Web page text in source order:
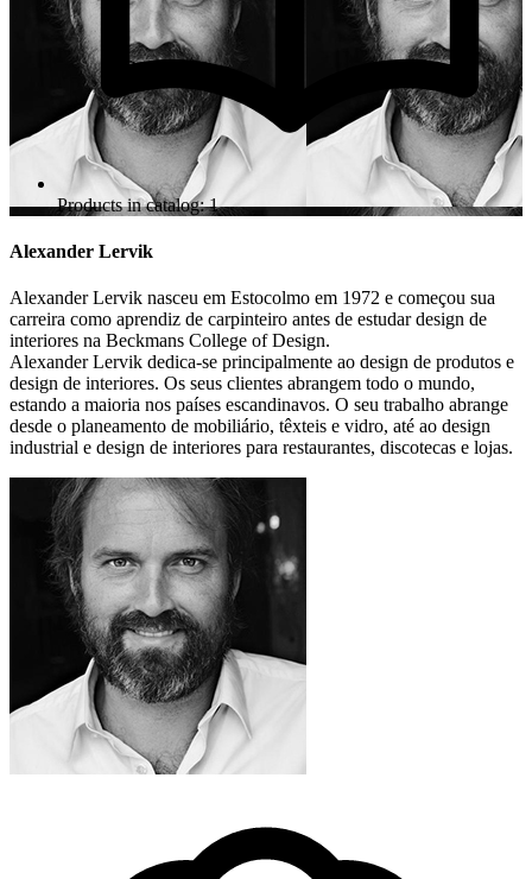
Products in catalog: 1
Alexander Lervik
Alexander Lervik nasceu em Estocolmo em 1972 e começou sua
carreira como aprendiz de carpinteiro antes de estudar design de
interiores na Beckmans College of Design.
Alexander Lervik dedica-se principalmente ao design de produtos e
design de interiores. Os seus clientes abrangem todo o mundo,
estando a maioria nos países escandinavos. O seu trabalho abrange
desde o planeamento de mobiliário, têxteis e vidro, até ao design
industrial e design de interiores para restaurantes, discotecas e lojas.